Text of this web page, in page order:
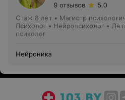
9 отзывов
5.0
Стаж 8 лет • Магистр
Психолог • Нейропсихолог •
психолог
Нейроника